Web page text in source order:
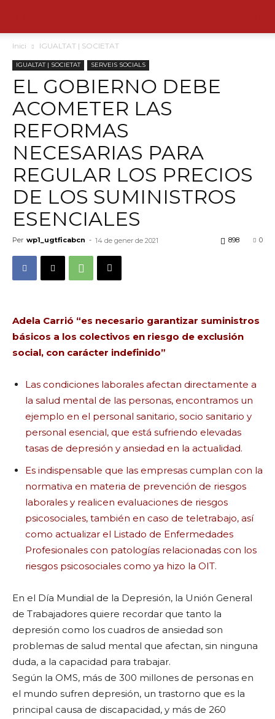
Inici IGUALTAT | SOCIETAT
IGUALTAT | SOCIETAT SERVEIS SOCIALS
EL GOBIERNO DEBE
ACOMETER LAS
REFORMAS
NECESARIAS PARA
REGULAR LOS PRECIOS
DE LOS SUMINISTROS
ESENCIALES
Per wp1_ugtficabcn - 14 de gener de 2021 0
898
Adela Carrió “es necesario garantizar suministros
básicos a los colectivos en riesgo de exclusión
social, con carácter indefinido”
Las condiciones laborales afectan directamente a
la salud mental de las personas, encontramos un
ejemplo en el personal sanitario, socio sanitario y
personal esencial, que está sufriendo elevadas
tasas de depresión y ansiedad en la actualidad.
Es indispensable que las empresas cumplan con la
normativa en materia de prevención de riesgos
laborales y realicen evaluaciones de riesgos
psicosociales, también en caso de teletrabajo, así
como actualizar el Listado de Enfermedades
Profesionales con patologías relacionadas con los
riesgos psicosociales como ya hizo la OIT.
En el Día Mundial de la Depresión, la Unión General
de Trabajadores quiere recordar que tanto la
depresión como los cuadros de ansiedad son
problemas de salud mental que afectan, sin ninguna
duda, a la capacidad para trabajar.
Según la OMS, más de 300 millones de personas en
el mundo sufren depresión, un trastorno que es la
principal causa de discapacidad, y más de 260